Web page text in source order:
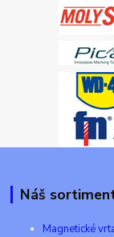
Náš
Magnetické